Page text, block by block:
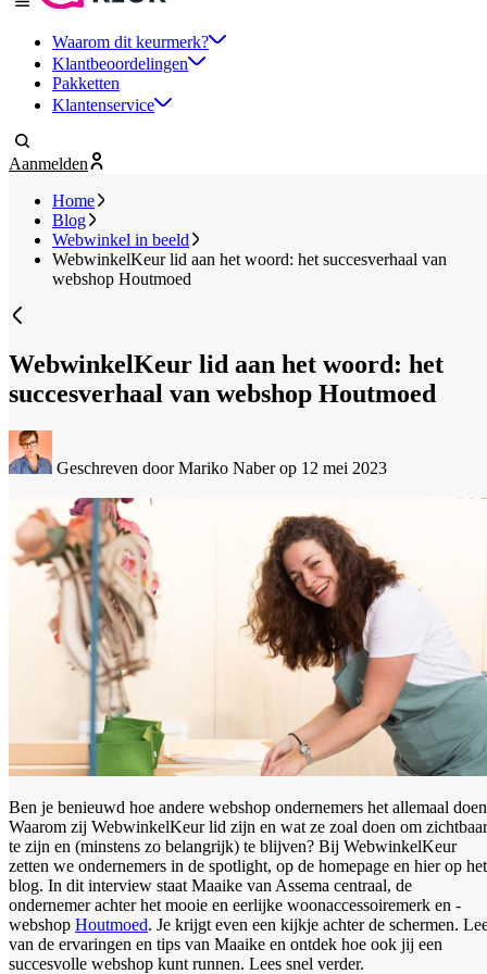
Waarom dit keurmerk?
Klantbeoordelingen
Pakketten
Klantenservice
Aanmelden
Home
Blog
Webwinkel in beeld
WebwinkelKeur lid aan het woord: het succesverhaal van
webshop Houtmoed
WebwinkelKeur lid aan het woord: het
succesverhaal van webshop Houtmoed
Geschreven door Mariko Naberop 12 mei 2023
Ben je benieuwd hoe andere webshop ondernemers het allemaal
Waarom zij WebwinkelKeur lid zijn en wat ze zoal doen om zichtbaar
te zijn en (minstens zo belangrijk) te blijven? Bij WebwinkelKeur
zetten we ondernemers in de spotlight, op de homepage en hier op het
blog. In dit interview staat Maaike van Assema centraal, de
ondernemer achter het mooie en eerlijke woonaccessoiremerk en -
webshop Houtmoed. Je krijgt even een kijkje achter de schermen.
van de ervaringen en tips van Maaike en ontdek hoe ook jij een
succesvolle webshop kunt runnen. Lees snel verder.